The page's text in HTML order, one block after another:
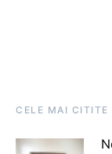
CELE MAI CITITE